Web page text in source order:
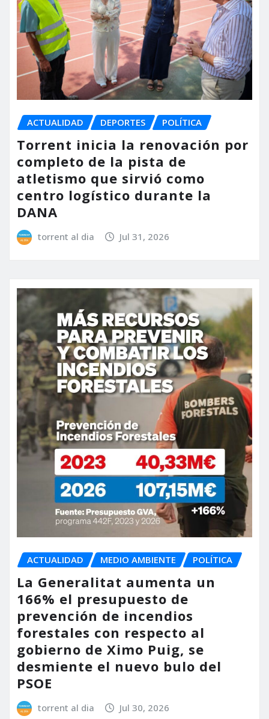
ACTUALIDAD DEPORTES POLÍTICA
Torrent inicia la renovación por
completo de la pista de
atletismo que sirvió como
centro logístico durante la
DANA
torrent al dia Jul 31, 2026
ACTUALIDAD MEDIO AMBIENTE POLÍTICA
La Generalitat aumenta un
166% el presupuesto de
prevención de incendios
forestales con respecto al
gobierno de Ximo Puig, se
desmiente el nuevo bulo del
PSOE
torrent al dia Jul 30, 2026